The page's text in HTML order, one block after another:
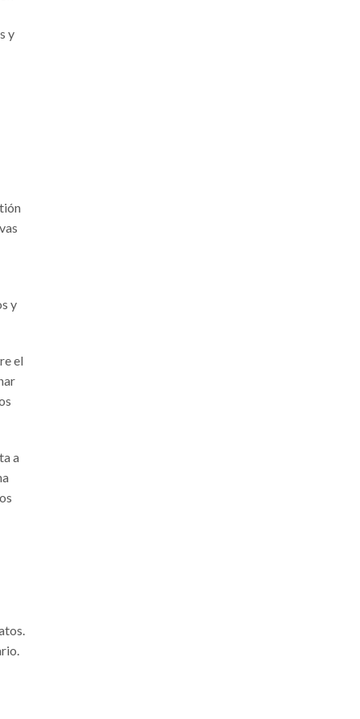
y
y
el
a